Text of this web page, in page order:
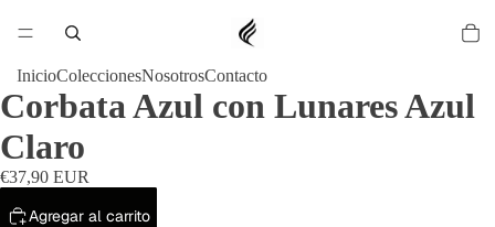
InicioColeccionesNosotrosContacto
Corbata Azul con Lunares Azul
Claro
€37,90 EUR
Agregar al carrito